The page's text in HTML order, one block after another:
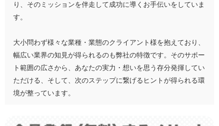
り、そのミッションを伴走して成功に導くお手伝いをしていま
す。
大小問わず様々な業種・業態のクライアント様を抱えており、
幅広い業界の知見が得られるのも弊社の特徴です。そのサポー
ト範囲の広さから、あなたの実力・想いを思う存分発揮してい
ただける、そして、次のステップに繋げるヒントが得られる環
境が整っています。